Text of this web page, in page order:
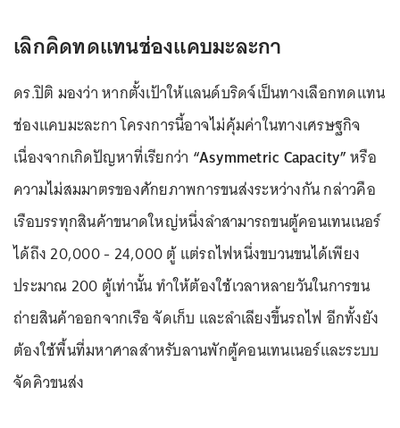
เลิกคิดทดแทนช่องแคบมะละกา
ดร.ปิติ มองว่า หากตั้งเป้าให้แลนด์บริดจ์เป็นทางเลือกทดแทน
ช่องแคบมะละกา โครงการนี้อาจไม่คุ้มค่าในทางเศรษฐกิจ
เนื่องจากเกิดปัญหาที่เรียกว่า “Asymmetric Capacity”หรือ
ความไม่สมมาตรของศักยภาพการขนส่งระหว่างกัน กล่าวคือ
เรือบรรทุกสินค้าขนาดใหญ่หนึ่งลำสามารถขนตู้คอนเทนเนอร์
ได้ถึง 20,000 - 24,000 ตู้ แต่รถไฟหนึ่งขบวนขนได้เพียง
ประมาณ 200 ตู้เท่านั้น ทำให้ต้องใช้เวลาหลายวันในการขน
ถ่ายสินค้าออกจากเรือ จัดเก็บ และลำเลียงขึ้นรถไฟ อีกทั้งยัง
ต้องใช้พื้นที่มหาศาลสำหรับลานพักตู้คอนเทนเนอร์และระบบ
จัดคิวขนส่ง